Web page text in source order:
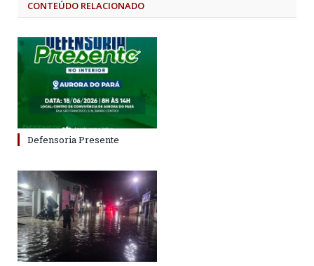
CONTEÚDO RELACIONADO
Defensoria Presente